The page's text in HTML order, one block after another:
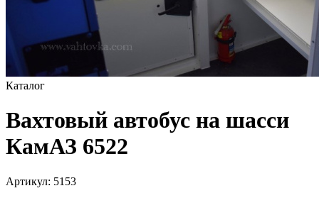
Каталог
Вахтовый автобус на шасси
КамАЗ 6522
Артикул: 5153